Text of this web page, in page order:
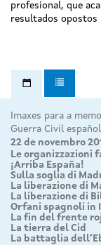
profesional, que
resultados opostos
Imaxes para a
Guerra Civil
22 de novembro
Le organizzazioni
¡Arriba España!
Sulla soglia di
La liberazione di
La liberazione di
Orfani spagnoli in
La fin del frente
La tierra del Cid
La battaglia